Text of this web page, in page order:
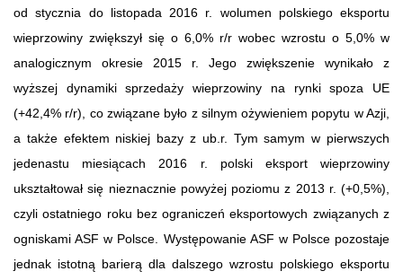
od stycznia do listopada 2016 r. wolumen polskiego eksportu
wieprzowiny zwiększył się o 6,0% r/r wobec wzrostu o 5,0% w
analogicznym okresie 2015 r. Jego zwiększenie wynikało z
wyższej dynamiki sprzedaży wieprzowiny na rynki spoza UE
(+42,4% r/r), co związane było z silnym ożywieniem popytu w Azji,
a także efektem niskiej bazy z ub.r. Tym samym w pierwszych
jedenastu miesiącach 2016 r. polski eksport wieprzowiny
ukształtował się nieznacznie powyżej poziomu z 2013 r. (+0,5%),
czyli ostatniego roku bez ograniczeń eksportowych związanych z
ogniskami ASF w Polsce. Występowanie ASF w Polsce pozostaje
jednak istotną barierą dla dalszego wzrostu polskiego eksportu